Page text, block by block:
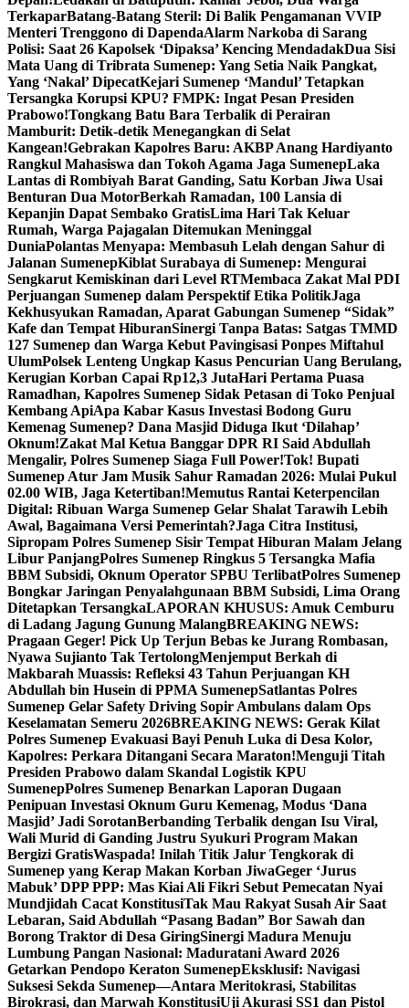
TerkaparBatang-Batang Steril: Di Balik Pengamanan VVIP
Menteri Trenggono di DapendaAlarm Narkoba di Sarang
Polisi: Saat 26 Kapolsek ‘Dipaksa’ Kencing MendadakDua Sisi
Mata Uang di Tribrata Sumenep: Yang Setia Naik Pangkat,
Yang ‘Nakal’ DipecatKejari Sumenep ‘Mandul’ Tetapkan
Tersangka Korupsi KPU? FMPK: Ingat Pesan Presiden
Prabowo!Tongkang Batu Bara Terbalik di Perairan
Mamburit: Detik-detik Menegangkan di Selat
Kangean!Gebrakan Kapolres Baru: AKBP Anang Hardiyanto
Rangkul Mahasiswa dan Tokoh Agama Jaga SumenepLaka
Lantas di Rombiyah Barat Ganding, Satu Korban Jiwa Usai
Benturan Dua MotorBerkah Ramadan, 100 Lansia di
Kepanjin Dapat Sembako GratisLima Hari Tak Keluar
Rumah, Warga Pajagalan Ditemukan Meninggal
DuniaPolantas Menyapa: Membasuh Lelah dengan Sahur di
Jalanan SumenepKiblat Surabaya di Sumenep: Mengurai
Sengkarut Kemiskinan dari Level RTMembaca Zakat Mal PDI
Perjuangan Sumenep dalam Perspektif Etika PolitikJaga
Kekhusyukan Ramadan, Aparat Gabungan Sumenep “Sidak”
Kafe dan Tempat HiburanSinergi Tanpa Batas: Satgas TMMD
127 Sumenep dan Warga Kebut Pavingisasi Ponpes Miftahul
UlumPolsek Lenteng Ungkap Kasus Pencurian Uang Berulang,
Kerugian Korban Capai Rp12,3 JutaHari Pertama Puasa
Ramadhan, Kapolres Sumenep Sidak Petasan di Toko Penjual
Kembang ApiApa Kabar Kasus Investasi Bodong Guru
Kemenag Sumenep? Dana Masjid Diduga Ikut ‘Dilahap’
Oknum!Zakat Mal Ketua Banggar DPR RI Said Abdullah
Mengalir, Polres Sumenep Siaga Full Power!Tok! Bupati
Sumenep Atur Jam Musik Sahur Ramadan 2026: Mulai Pukul
02.00 WIB, Jaga Ketertiban!Memutus Rantai Keterpencilan
Digital: Ribuan Warga Sumenep Gelar Shalat Tarawih Lebih
Awal, Bagaimana Versi Pemerintah?Jaga Citra Institusi,
Sipropam Polres Sumenep Sisir Tempat Hiburan Malam Jelang
Libur PanjangPolres Sumenep Ringkus 5 Tersangka Mafia
BBM Subsidi, Oknum Operator SPBU TerlibatPolres Sumenep
Bongkar Jaringan Penyalahgunaan BBM Subsidi, Lima Orang
Ditetapkan TersangkaLAPORAN KHUSUS: Amuk Cemburu
di Ladang Jagung Gunung MalangBREAKING NEWS:
Pragaan Geger! Pick Up Terjun Bebas ke Jurang Rombasan,
Nyawa Sujianto Tak TertolongMenjemput Berkah di
Makbarah Muassis: Refleksi 43 Tahun Perjuangan KH
Abdullah bin Husein di PPMA SumenepSatlantas Polres
Sumenep Gelar Safety Driving Sopir Ambulans dalam Ops
Keselamatan Semeru 2026BREAKING NEWS: Gerak Kilat
Polres Sumenep Evakuasi Bayi Penuh Luka di Desa Kolor,
Kapolres: Perkara Ditangani Secara Maraton!Menguji Titah
Presiden Prabowo dalam Skandal Logistik KPU
SumenepPolres Sumenep Benarkan Laporan Dugaan
Penipuan Investasi Oknum Guru Kemenag, Modus ‘Dana
Masjid’ Jadi SorotanBerbanding Terbalik dengan Isu Viral,
Wali Murid di Ganding Justru Syukuri Program Makan
Bergizi GratisWaspada! Inilah Titik Jalur Tengkorak di
Sumenep yang Kerap Makan Korban JiwaGeger ‘Jurus
Mabuk’ DPP PPP: Mas Kiai Ali Fikri Sebut Pemecatan Nyai
Mundjidah Cacat KonstitusiTak Mau Rakyat Susah Air Saat
Lebaran, Said Abdullah “Pasang Badan” Bor Sawah dan
Borong Traktor di Desa GiringSinergi Madura Menuju
Lumbung Pangan Nasional: Maduratani Award 2026
Getarkan Pendopo Keraton SumenepEksklusif: Navigasi
Suksesi Sekda Sumenep—Antara Meritokrasi, Stabilitas
Birokrasi, dan Marwah KonstitusiUji Akurasi SS1 dan Pistol